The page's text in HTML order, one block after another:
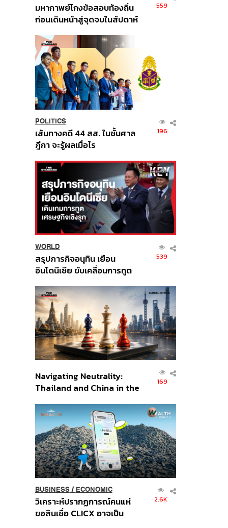
มหากาพย์โกงข้อสอบท้องถิ่น
ก่อนเดินหน้าสู่จุดจบในสัปดาห์
559
POLITICS
เส้นทางคดี 44 สส. ในชั้นศาล
ฎีกา จะรู้ผลเมื่อไร
196
WORLD
สรุปภารกิจอนุทิน เยือน
อินโดนีเซีย ขับเคลื่อนการทูต
ส่วนยุทธศาสตร์ไทย –
อินโดนีเซีย
539
Navigating Neutrality:
Thailand and China in the
Order
169
BUSINESS/ ECONOMIC
วิเคราะห์ปรากฏการณ์คนแห่
ขอสินเชื่อ CLICX อาจเป็น
2.6K